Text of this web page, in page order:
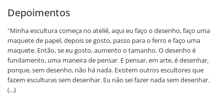
Depoimentos
"Minha escultura começa no ateliê, aqui eu faço o desenho, faço uma
maquete de papel, depois se gosto, passo para o ferro e faço uma
maquete. Então, se eu gosto, aumento o tamanho. O desenho é
fundamento, uma maneira de pensar. E pensar, em arte, é desenhar,
porque, sem desenho, não há nada. Existem outros escultores que
fazem esculturas sem desenhar. Eu não sei fazer nada sem desenhar.
(...)